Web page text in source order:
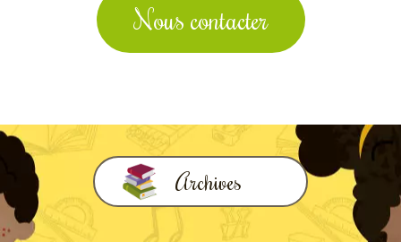
Nous contacter
Archives